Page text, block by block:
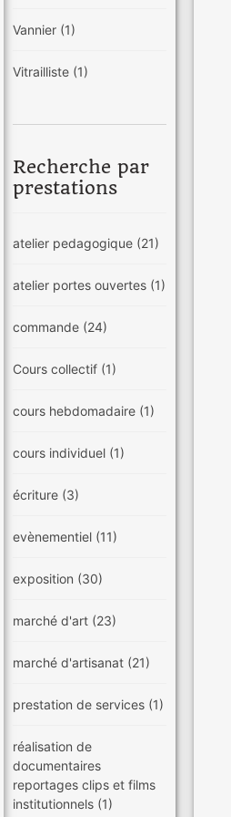
Vannier (1)
Vitrailliste (1)
Recherche par
prestations
atelier pedagogique (21)
atelier portes ouvertes (1)
commande (24)
Cours collectif (1)
cours hebdomadaire (1)
cours individuel (1)
écriture (3)
evènementiel (11)
exposition (30)
marché d'art (23)
marché d'artisanat (21)
prestation de services (1)
réalisation de
documentaires
reportages clips et films
institutionnels (1)